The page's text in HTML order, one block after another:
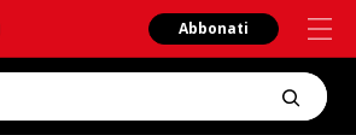
Abbonati